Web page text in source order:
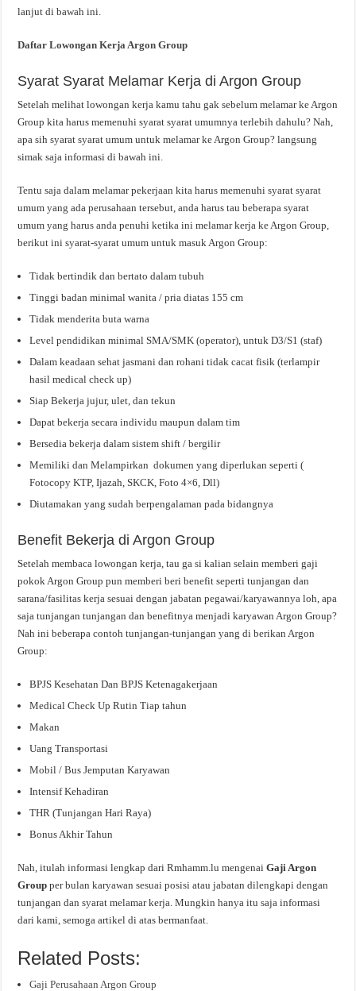
lanjut di bawah ini.
Daftar Lowongan Kerja Argon Group
Syarat Syarat Melamar Kerja di Argon Group
Setelah melihat lowongan kerja kamu tahu gak sebelum melamar ke Argon
Group kita harus memenuhi syarat syarat umumnya terlebih dahulu? Nah,
apa sih syarat syarat umum untuk melamar ke Argon Group? langsung
simak saja informasi di bawah ini.
Tentu saja dalam melamar pekerjaan kita harus memenuhi syarat syarat
umum yang ada perusahaan tersebut, anda harus tau beberapa syarat
umum yang harus anda penuhi ketika ini melamar kerja ke Argon Group,
berikut ini syarat-syarat umum untuk masuk Argon Group:
Tidak bertindik dan bertato dalam tubuh
Tinggi badan minimal wanita / pria diatas 155 cm
Tidak menderita buta warna
Level pendidikan minimal SMA/SMK (operator), untuk D3/S1 (staf)
Dalam keadaan sehat jasmani dan rohani tidak cacat fisik (terlampir
hasil medical check up)
Siap Bekerja jujur, ulet, dan tekun
Dapat bekerja secara individu maupun dalam tim
Bersedia bekerja dalam sistem shift / bergilir
Memiliki dan Melampirkan dokumen yang diperlukan seperti (
Fotocopy KTP, Ijazah, SKCK, Foto 4×6, Dll)
Diutamakan yang sudah berpengalaman pada bidangnya
Benefit Bekerja di Argon Group
Setelah membaca lowongan kerja, tau ga si kalian selain memberi gaji
pokok Argon Group pun memberi beri benefit seperti tunjangan dan
sarana/fasilitas kerja sesuai dengan jabatan pegawai/karyawannya loh, apa
saja tunjangan tunjangan dan benefitnya menjadi karyawan Argon Group?
Nah ini beberapa contoh tunjangan-tunjangan yang di berikan Argon
Group:
BPJS Kesehatan Dan BPJS Ketenagakerjaan
Medical Check Up Rutin Tiap tahun
Makan
Uang Transportasi
Mobil / Bus Jemputan Karyawan
Intensif Kehadiran
THR (Tunjangan Hari Raya)
Bonus Akhir Tahun
Nah, itulah informasi lengkap dari Rmhamm.lu mengenaiGaji Argon
Groupper bulan karyawan sesuai posisi atau jabatan dilengkapi dengan
tunjangan dan syarat melamar kerja. Mungkin hanya itu saja informasi
dari kami, semoga artikel di atas bermanfaat.
Related Posts:
Gaji Perusahaan Argon Group